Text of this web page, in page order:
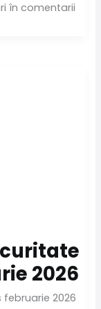
în comentarii
2026
2026